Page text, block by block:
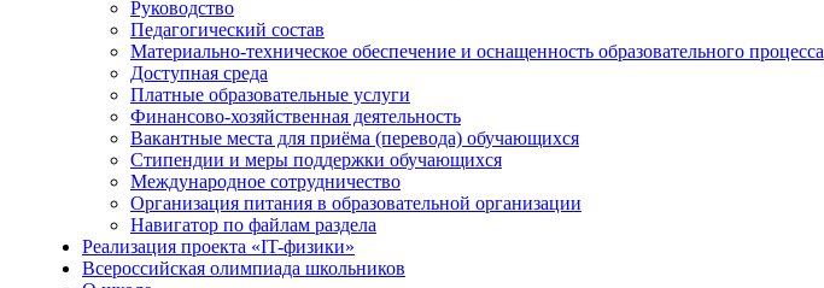
Руководство
Педагогический состав
Материально-техническое обеспечение и оснащенность образовательного процесса
Доступная среда
Платные образовательные услуги
Финансово-хозяйственная деятельность
Вакантные места для приёма (перевода) обучающихся
Стипендии и меры поддержки обучающихся
Международное сотрудничество
Организация питания в образовательной организации
Навигатор по файлам раздела
Реализация проекта «IT-физики»
Всероссийская олимпиада школьников